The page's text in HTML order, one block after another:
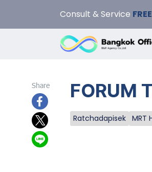
Consult & Service FREE
Share FORUM
Ratchadapisek MRT